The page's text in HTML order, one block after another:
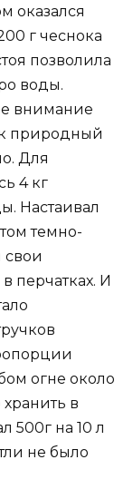
оказался
г чеснока
позволила
воды.
внимание
природный
Для
4 кг
Настаивал
темно-
перчатках. И
огне около
в
500г на 10 л
не было